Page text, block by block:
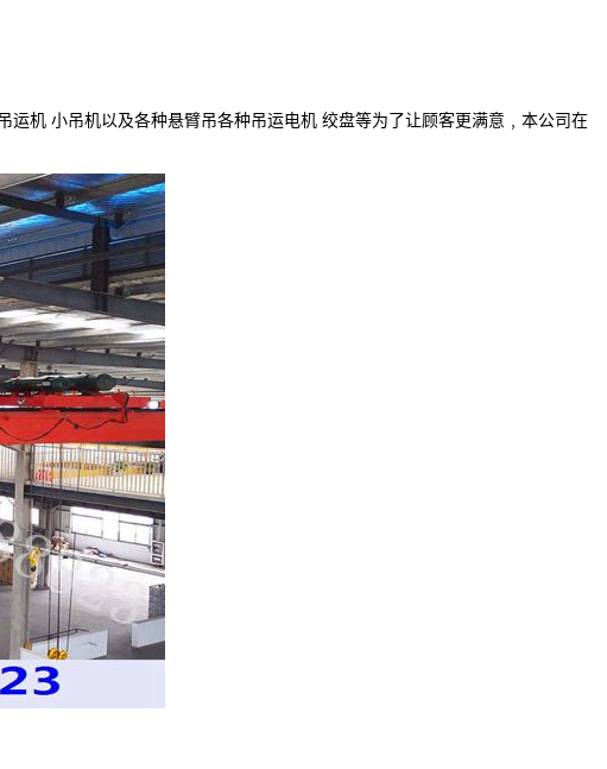
机 小吊机以及各种悬臂吊各种吊运电机 绞盘等为了让顾客更满意﹐本公司在